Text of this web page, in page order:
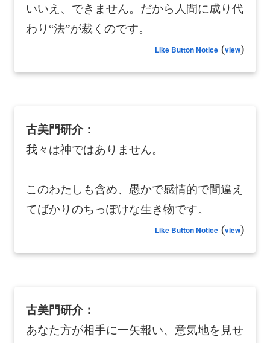
いいえ、できません。だから人間に成り代
わり“法”が裁くのです。
Like Button Notice (view)
古美門研介：
我々は神ではありません。
このわたしも含め、愚かで感情的で間違え
てばかりのちっぽけな生き物です。
Like Button Notice (view)
古美門研介：
あなた方が相手に一矢報い、意気地を見せ